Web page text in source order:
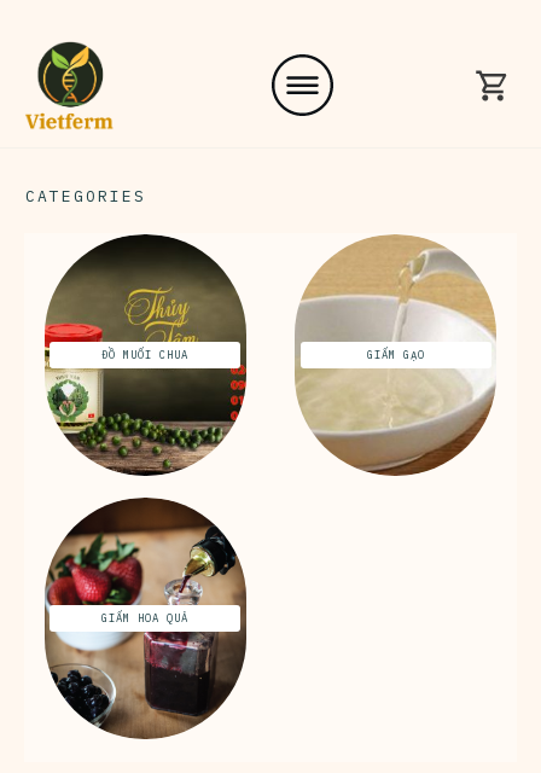
CATEGORIES
ĐỒ MUỐI CHUA GIẤM GẠO
GIẤM HOA QUẢ